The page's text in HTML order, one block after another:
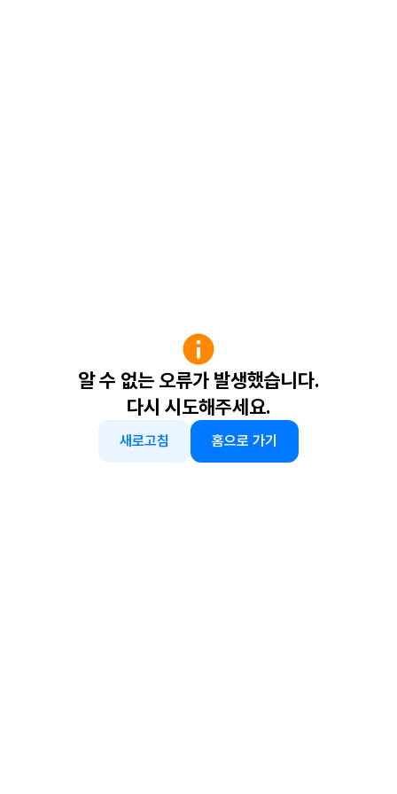
알 수 없는 오류가 발생했습니다.
다시 시도해주세요.
새로고침 홈으로 가기